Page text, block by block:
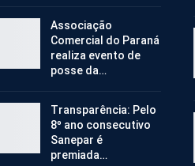
Associação
Comercial do Paraná
realiza evento de
posse da…
Transparência: Pelo
8º ano consecutivo
Sanepar é
premiada…